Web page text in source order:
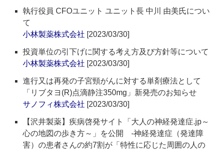
執行役員 CFOユニット ユニット長 中川 由美氏につい
て
小林製薬株式会社 [2023/03/30]
投資単位の引下げに関する考え方及び方針等について
小林製薬株式会社 [2023/03/30]
進行又は再発の子宮頸がんに対する単剤療法として
「リブタヨ(R)点滴静注350mg」新発売のお知らせ
サノフィ株式会社 [2023/03/30]
【沢井製薬】疾病啓発サイト「大人の神経発達症.jp～
心の地図の歩き方～」を公開 ‐神経発達症（発達障
害）の患者さんの約7割が「特性に応じた周囲の人の